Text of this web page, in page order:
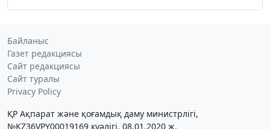
Байланыс
Газет редакциясы
Сайт редакциясы
Сайт туралы
Privacy Policy
ҚР Ақпарат және қоғамдық даму министрлігі,
№KZ36VPY00019169 куәлігі, 08.01.2020 ж.